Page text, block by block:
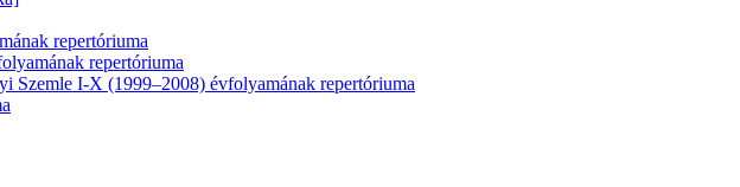
repertóriuma
repertóriuma
Szemle I-X (1999–2008) évfolyamának repertóriuma